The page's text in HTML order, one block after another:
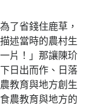
了省錢住鹿草，
述當時的農村生
片！」那讓陳玠
日出而作、日落
教育與地方創生
農教育與地方的